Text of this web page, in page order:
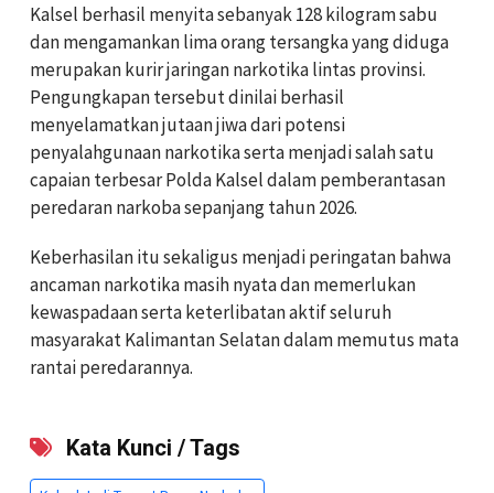
Kalsel berhasil menyita sebanyak 128 kilogram sabu
dan mengamankan lima orang tersangka yang diduga
merupakan kurir jaringan narkotika lintas provinsi.
Pengungkapan tersebut dinilai berhasil
menyelamatkan jutaan jiwa dari potensi
penyalahgunaan narkotika serta menjadi salah satu
capaian terbesar Polda Kalsel dalam pemberantasan
peredaran narkoba sepanjang tahun 2026.
Keberhasilan itu sekaligus menjadi peringatan bahwa
ancaman narkotika masih nyata dan memerlukan
kewaspadaan serta keterlibatan aktif seluruh
masyarakat Kalimantan Selatan dalam memutus mata
rantai peredarannya.
Kata Kunci / Tags